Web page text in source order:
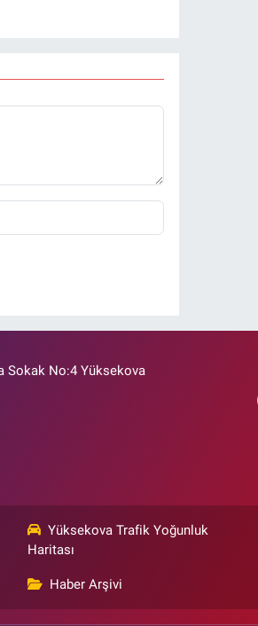
Sokak No:4 Yüksekova
Yüksekova Trafik Yoğunluk
Haritası
Haber Arşivi